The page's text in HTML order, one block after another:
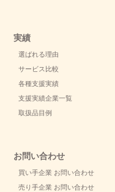
実績
選ばれる理由
サービス比較
各種支援実績
支援実績企業一覧
取扱品目例
お問い合わせ
買い手企業 お問い合わせ
売り手企業 お問い合わせ